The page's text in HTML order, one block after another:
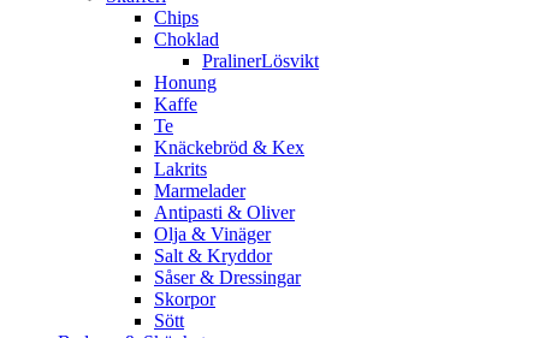
Chips
Choklad
PralinerLösvikt
Honung
Kaffe
Te
Knäckebröd & Kex
Lakrits
Marmelader
Antipasti & Oliver
Olja & Vinäger
Salt & Kryddor
Såser & Dressingar
Skorpor
Sött